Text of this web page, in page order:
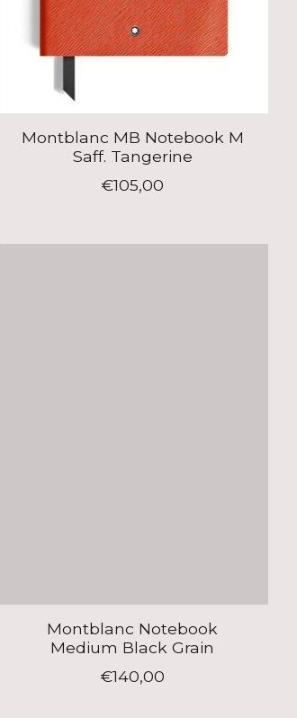
Montblanc MB Notebook M
Saff. Tangerine
€105,00
Montblanc Notebook
Medium Black Grain
€140,00